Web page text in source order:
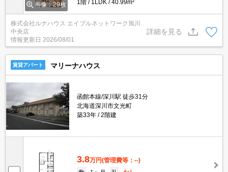
画像：29枚 1階 1LDK 40.99m²
株式会社ルナハウス エイブルネットワーク旭川
中央店
情報更新日 2026/08/01
詳細を見る
賃貸アパート マリーナハウス
函館本線/深川駅 徒歩31分
北海道深川市文光町
築33年
2階建
3.8万円(管理費等：--)